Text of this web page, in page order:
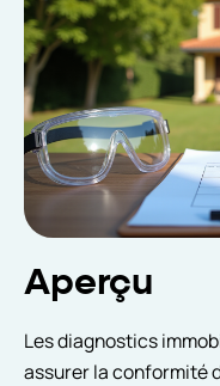
Aperçu
Les diagnostics
assurer la conformité